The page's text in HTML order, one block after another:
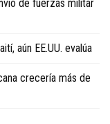
de fuerzas militar
aún EE.UU. evalúa
crecería más de